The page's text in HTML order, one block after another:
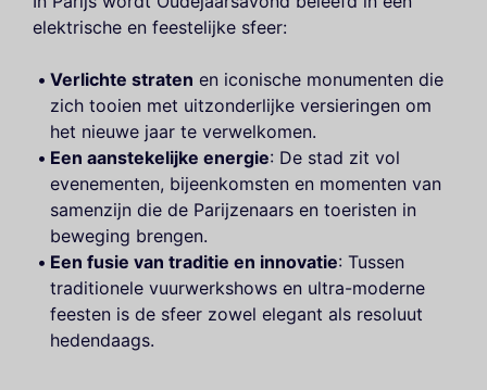
elektrische en feestelijke sfeer:
Verlichte straten en iconische monumenten die
zich tooien met uitzonderlijke versieringen om
het nieuwe jaar te verwelkomen.
Een aanstekelijke energie: De stad zit vol
evenementen, bijeenkomsten en momenten van
samenzijn die de Parijzenaars en toeristen in
beweging brengen.
Een fusie van traditie en innovatie: Tussen
traditionele vuurwerkshows en ultra-moderne
feesten is de sfeer zowel elegant als resoluut
hedendaags.